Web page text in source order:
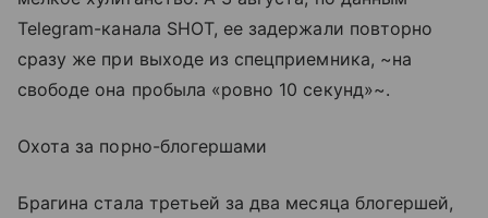
Telegram-канала SHOT, ее задержали повторно
сразу же при выходе из спецприемника, ~на
свободе она пробыла «ровно 10 секунд»~.
Охота за порно-блогершами
Брагина стала третьей за два месяца блогершей,